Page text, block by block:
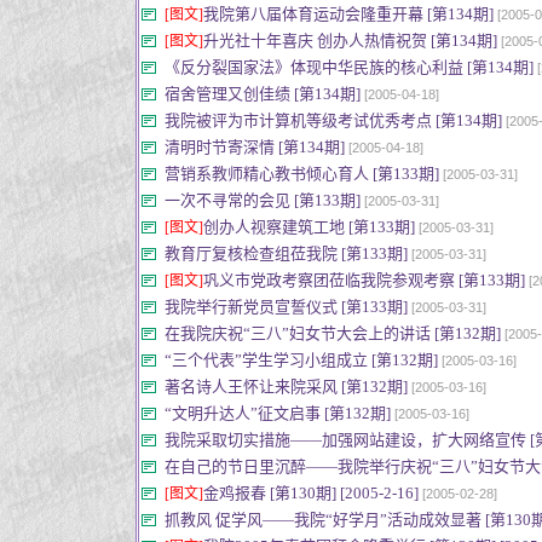
[图文]我院第八届体育运动会隆重开幕 [第134期] [2005-
[图文]升光社十年喜庆 创办人热情祝贺 [第134期] [2005-
《反分裂国家法》体现中华民族的核心利益 [第134期]
宿舍管理又创佳绩 [第134期] [2005-04-18]
我院被评为市计算机等级考试优秀考点 [第134期]
清明时节寄深情 [第134期] [2005-04-18]
营销系教师精心教书倾心育人 [第133期] [2005-03-31]
一次不寻常的会见 [第133期] [2005-03-31]
[图文]创办人视察建筑工地 [第133期] [2005-03-31]
教育厅复核检查组莅我院 [第133期] [2005-03-31]
[图文]巩义市党政考察团莅临我院参观考察 [第133期]
我院举行新党员宣誓仪式 [第133期] [2005-03-31]
在我院庆祝“三八”妇女节大会上的讲话 [第132期]
“三个代表”学生学习小组成立 [第132期] [2005-03-16]
著名诗人王怀让来院采风 [第132期] [2005-03-16]
“文明升达人”征文启事 [第132期] [2005-03-16]
我院采取切实措施——加强网站建设，扩大网络宣传 [
在自己的节日里沉醉——我院举行庆祝“三八”妇女节大
[图文]金鸡报春 [第130期] [2005-2-16] [2005-02-28]
抓教风 促学风——我院“好学月”活动成效显著 [第130